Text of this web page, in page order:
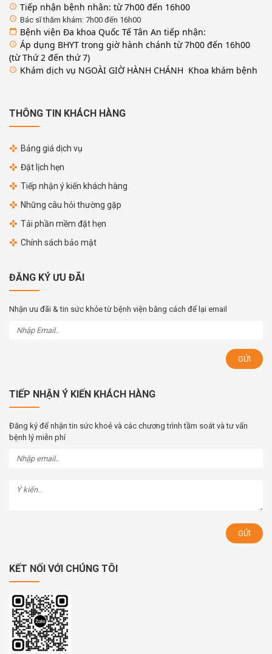
access_time Tiếp nhận bệnh nhân: từ 7h00 đến 16h00
access_time Bác sĩ thăm khám: 7h00 đến 16h00
calendar_today Bệnh viện Đa khoa Quốc Tế Tân An tiếp nhận:
access_time Áp dụng BHYT trong giờ hành chánh từ 7h00 đến 16h00
(từ Thứ 2 đến thứ 7)
access_time Khám dịch vụ NGOÀI GIỜ HÀNH CHÁNH Khoa khám bệnh
THÔNG TIN KHÁCH HÀNG
Bảng giá dịch vụ
Đặt lịch hẹn
Tiếp nhận ý kiến khách hàng
Những câu hỏi thường gặp
Tải phần mềm đặt hẹn
Chính sách bảo mật
ĐĂNG KÝ ƯU ĐÃI
Nhận ưu đãi & tin sức khỏe từ bệnh viện bằng cách để lại email
TIẾP NHẬN Ý KIẾN KHÁCH HÀNG
Đăng ký để nhận tin sức khoẻ và các chương trình tầm soát và tư vấn
bệnh lý miễn phí
KẾT NỐI VỚI CHÚNG TÔI